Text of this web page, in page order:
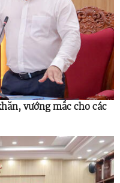
vướng mắc cho các